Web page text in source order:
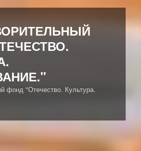
фонд "Отечество. Культура.